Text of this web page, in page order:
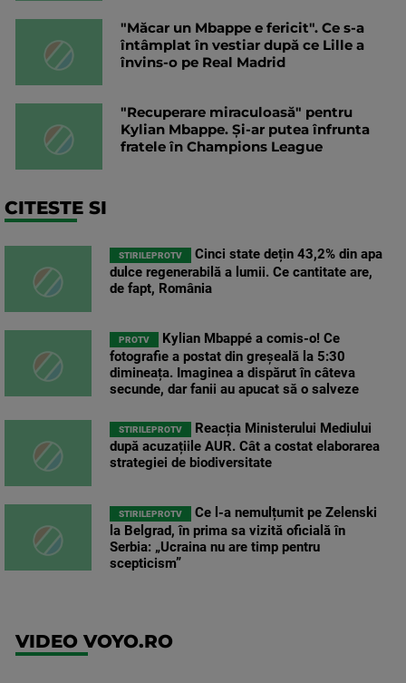
"Măcar un Mbappe e fericit". Ce s-a
întâmplat în vestiar după ce Lille a
învins-o pe Real Madrid
"Recuperare miraculoasă" pentru
Kylian Mbappe. Și-ar putea înfrunta
fratele în Champions League
CITESTE SI
STIRILEPROTV
Cinci state dețin 43,2% din apa
dulce regenerabilă a lumii. Ce cantitate are,
de fapt, România
PROTV
Kylian Mbappé a comis-o! Ce
fotografie a postat din greșeală la 5:30
dimineața. Imaginea a dispărut în câteva
secunde, dar fanii au apucat să o salveze
STIRILEPROTV
Reacția Ministerului Mediului
după acuzațiile AUR. Cât a costat elaborarea
strategiei de biodiversitate
STIRILEPROTV
Ce l-a nemulțumit pe Zelenski
la Belgrad, în prima sa vizită oficială în
Serbia: „Ucraina nu are timp pentru
scepticism”
VIDEO VOYO.RO